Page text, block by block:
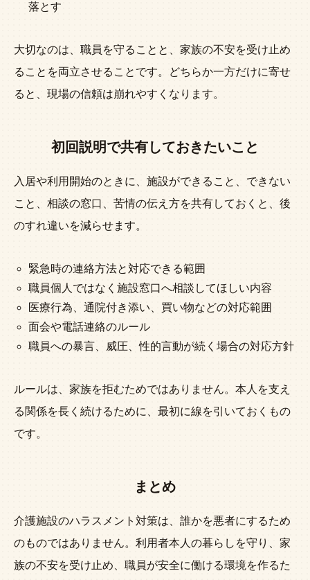
落とす
大切なのは、職員を守ることと、家族の不安を受け止め
ることを両立させることです。どちらか一方だけに寄せ
ると、現場の信頼は崩れやすくなります。
初回説明で共有しておきたいこと
入居や利用開始のときに、施設ができること、できない
こと、相談の窓口、苦情の伝え方を共有しておくと、後
のすれ違いを減らせます。
緊急時の連絡方法と対応できる範囲
職員個人ではなく施設窓口へ相談してほしい内容
医療行為、通院付き添い、買い物などの対応範囲
面会や電話連絡のルール
職員への暴言、威圧、性的言動が続く場合の対応方針
ルールは、家族を拒むためではありません。本人を支え
る関係を長く続けるために、最初に線を引いておくもの
です。
まとめ
介護施設のハラスメント対策は、誰かを悪者にするため
のものではありません。利用者本人の暮らしを守り、家
族の不安を受け止め、職員が安全に働ける環境を作るた